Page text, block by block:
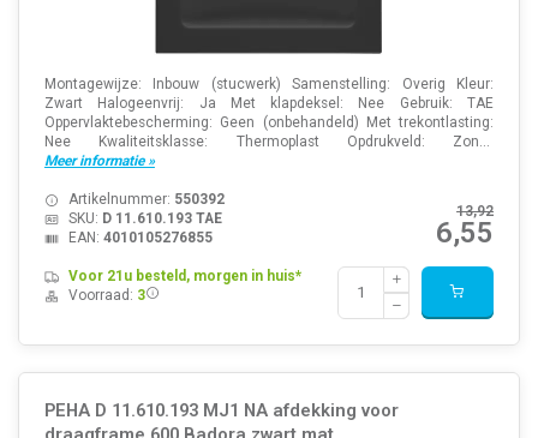
Montagewijze: Inbouw (stucwerk) Samenstelling: Overig Kleur:
Zwart Halogeenvrij: Ja Met klapdeksel: Nee Gebruik: TAE
Oppervlaktebescherming: Geen (onbehandeld) Met trekontlasting:
Nee Kwaliteitsklasse: Thermoplast Opdrukveld: Zon...
Meer informatie »
13,92
6,55
Artikelnummer: 550392
SKU: D 11.610.193 TAE
EAN: 4010105276855
Voor 21u besteld, morgen in huis*
Voorraad: 3
PEHA D 11.610.193 MJ1 NA afdekking voor